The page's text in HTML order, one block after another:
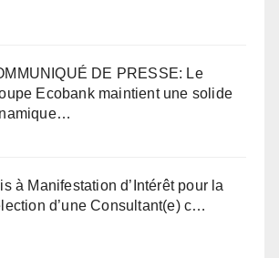
DE PRESSE: Le
Ecobank maintient une solide
à Manifestation d’Intérêt pour la
d’une Consultant(e) c…